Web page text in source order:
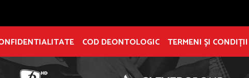
COD DEONTOLOGIC TERMENI ȘI CONDIȚII